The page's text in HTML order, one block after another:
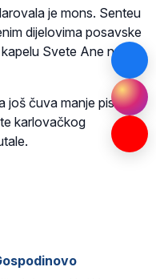
je mons. Senteu
dijelovima posavske
Svete Ane na
još čuva manje pisanice
karlovačkog